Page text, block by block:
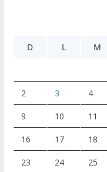
D
L M
2 3 4
9 10 11
16 17 18
23 24 25